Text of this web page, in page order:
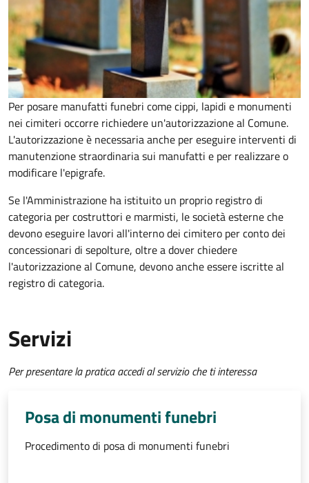
Per posare manufatti funebri come cippi, lapidi e monumenti
nei cimiteri occorre richiedere un'autorizzazione al Comune.
L'autorizzazione è necessaria anche per eseguire interventi di
manutenzione straordinaria sui manufatti e per realizzare o
modificare l'epigrafe.
Se l'Amministrazione ha istituito un proprio registro di
categoria per costruttori e marmisti, le società esterne che
devono eseguire lavori all'interno dei cimitero per conto dei
concessionari di sepolture, oltre a dover chiedere
l'autorizzazione al Comune, devono anche essere iscritte al
registro di categoria.
Servizi
Per presentare la pratica accedi al servizio che ti interessa
Posa di monumenti funebri
Procedimento di posa di monumenti funebri